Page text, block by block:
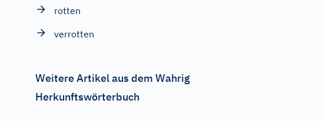
rotten
verrotten
Weitere Artikel aus dem Wahrig
Herkunftswörterbuch